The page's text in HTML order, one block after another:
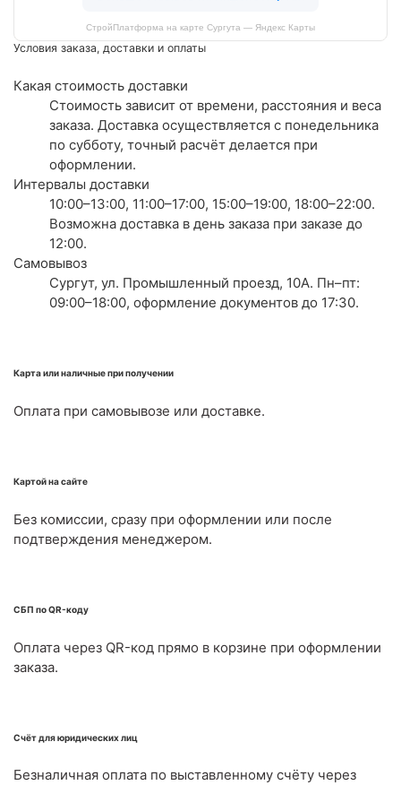
СтройПлатформа на карте Сургута — Яндекс Карты
Условия заказа, доставки и оплаты
Какая стоимость доставки
Стоимость зависит от времени, расстояния и веса
заказа. Доставка осуществляется с понедельника
по субботу, точный расчёт делается при
оформлении.
Интервалы доставки
10:00–13:00, 11:00–17:00, 15:00–19:00, 18:00–22:00.
Возможна доставка в день заказа при заказе до
12:00.
Самовывоз
Сургут, ул. Промышленный проезд, 10А. Пн–пт:
09:00–18:00, оформление документов до 17:30.
Карта или наличные при получении
Оплата при самовывозе или доставке.
Картой на сайте
Без комиссии, сразу при оформлении или после
подтверждения менеджером.
СБП по QR-коду
Оплата через QR-код прямо в корзине при оформлении
заказа.
Счёт для юридических лиц
Безналичная оплата по выставленному счёту через